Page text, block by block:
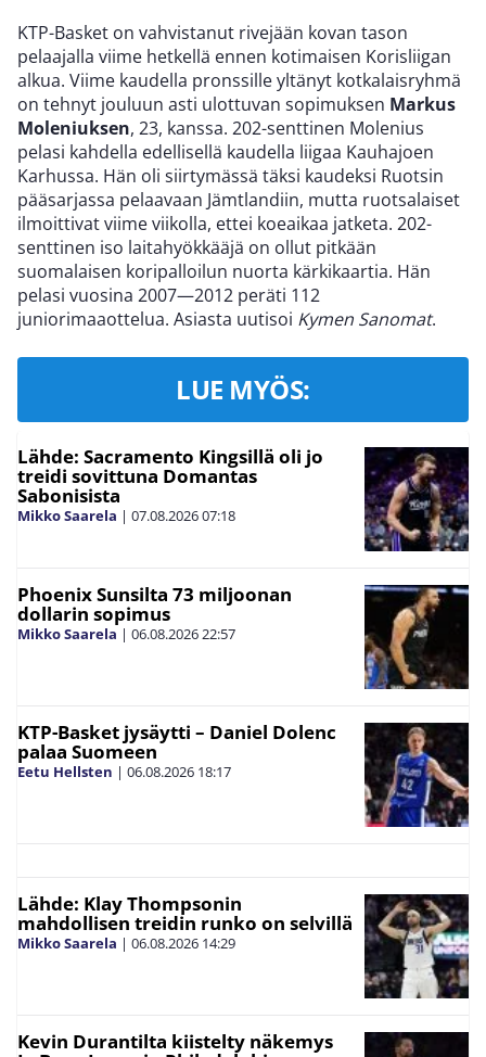
KTP-Basket on vahvistanut rivejään kovan tason
pelaajalla viime hetkellä ennen kotimaisen Korisliigan
alkua. Viime kaudella pronssille yltänyt kotkalaisryhmä
on tehnyt jouluun asti ulottuvan sopimuksen Markus
Moleniuksen, 23, kanssa. 202-senttinen Molenius
pelasi kahdella edellisellä kaudella liigaa Kauhajoen
Karhussa. Hän oli siirtymässä täksi kaudeksi Ruotsin
pääsarjassa pelaavaan Jämtlandiin, mutta ruotsalaiset
ilmoittivat viime viikolla, ettei koeaikaa jatketa. 202-
senttinen iso laitahyökkääjä on ollut pitkään
suomalaisen koripalloilun nuorta kärkikaartia. Hän
pelasi vuosina 2007—2012 peräti 112
juniorimaaottelua. Asiasta uutisoi Kymen Sanomat.
LUE MYÖS:
Lähde: Sacramento Kingsillä oli jo
treidi sovittuna Domantas
Sabonisista
Mikko Saarela | 07.08.202607:18
Phoenix Sunsilta 73 miljoonan
dollarin sopimus
Mikko Saarela | 06.08.202622:57
KTP-Basket jysäytti – Daniel Dolenc
palaa Suomeen
Eetu Hellsten | 06.08.2026 18:17
Lähde: Klay Thompsonin
mahdollisen treidin runko on selvillä
Mikko Saarela | 06.08.2026 14:29
Kevin Durantilta kiistelty näkemys